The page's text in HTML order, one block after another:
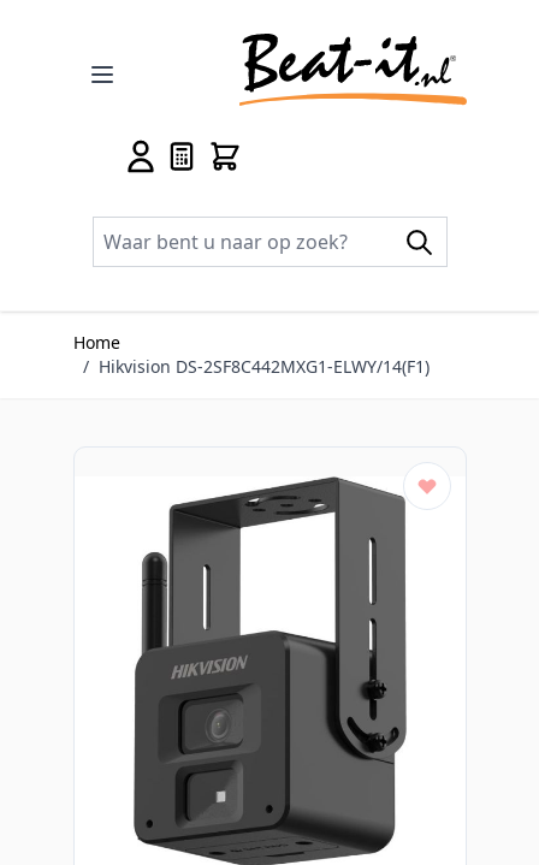
Home
/ Hikvision DS-2SF8C442MXG1-ELWY/14(F1)